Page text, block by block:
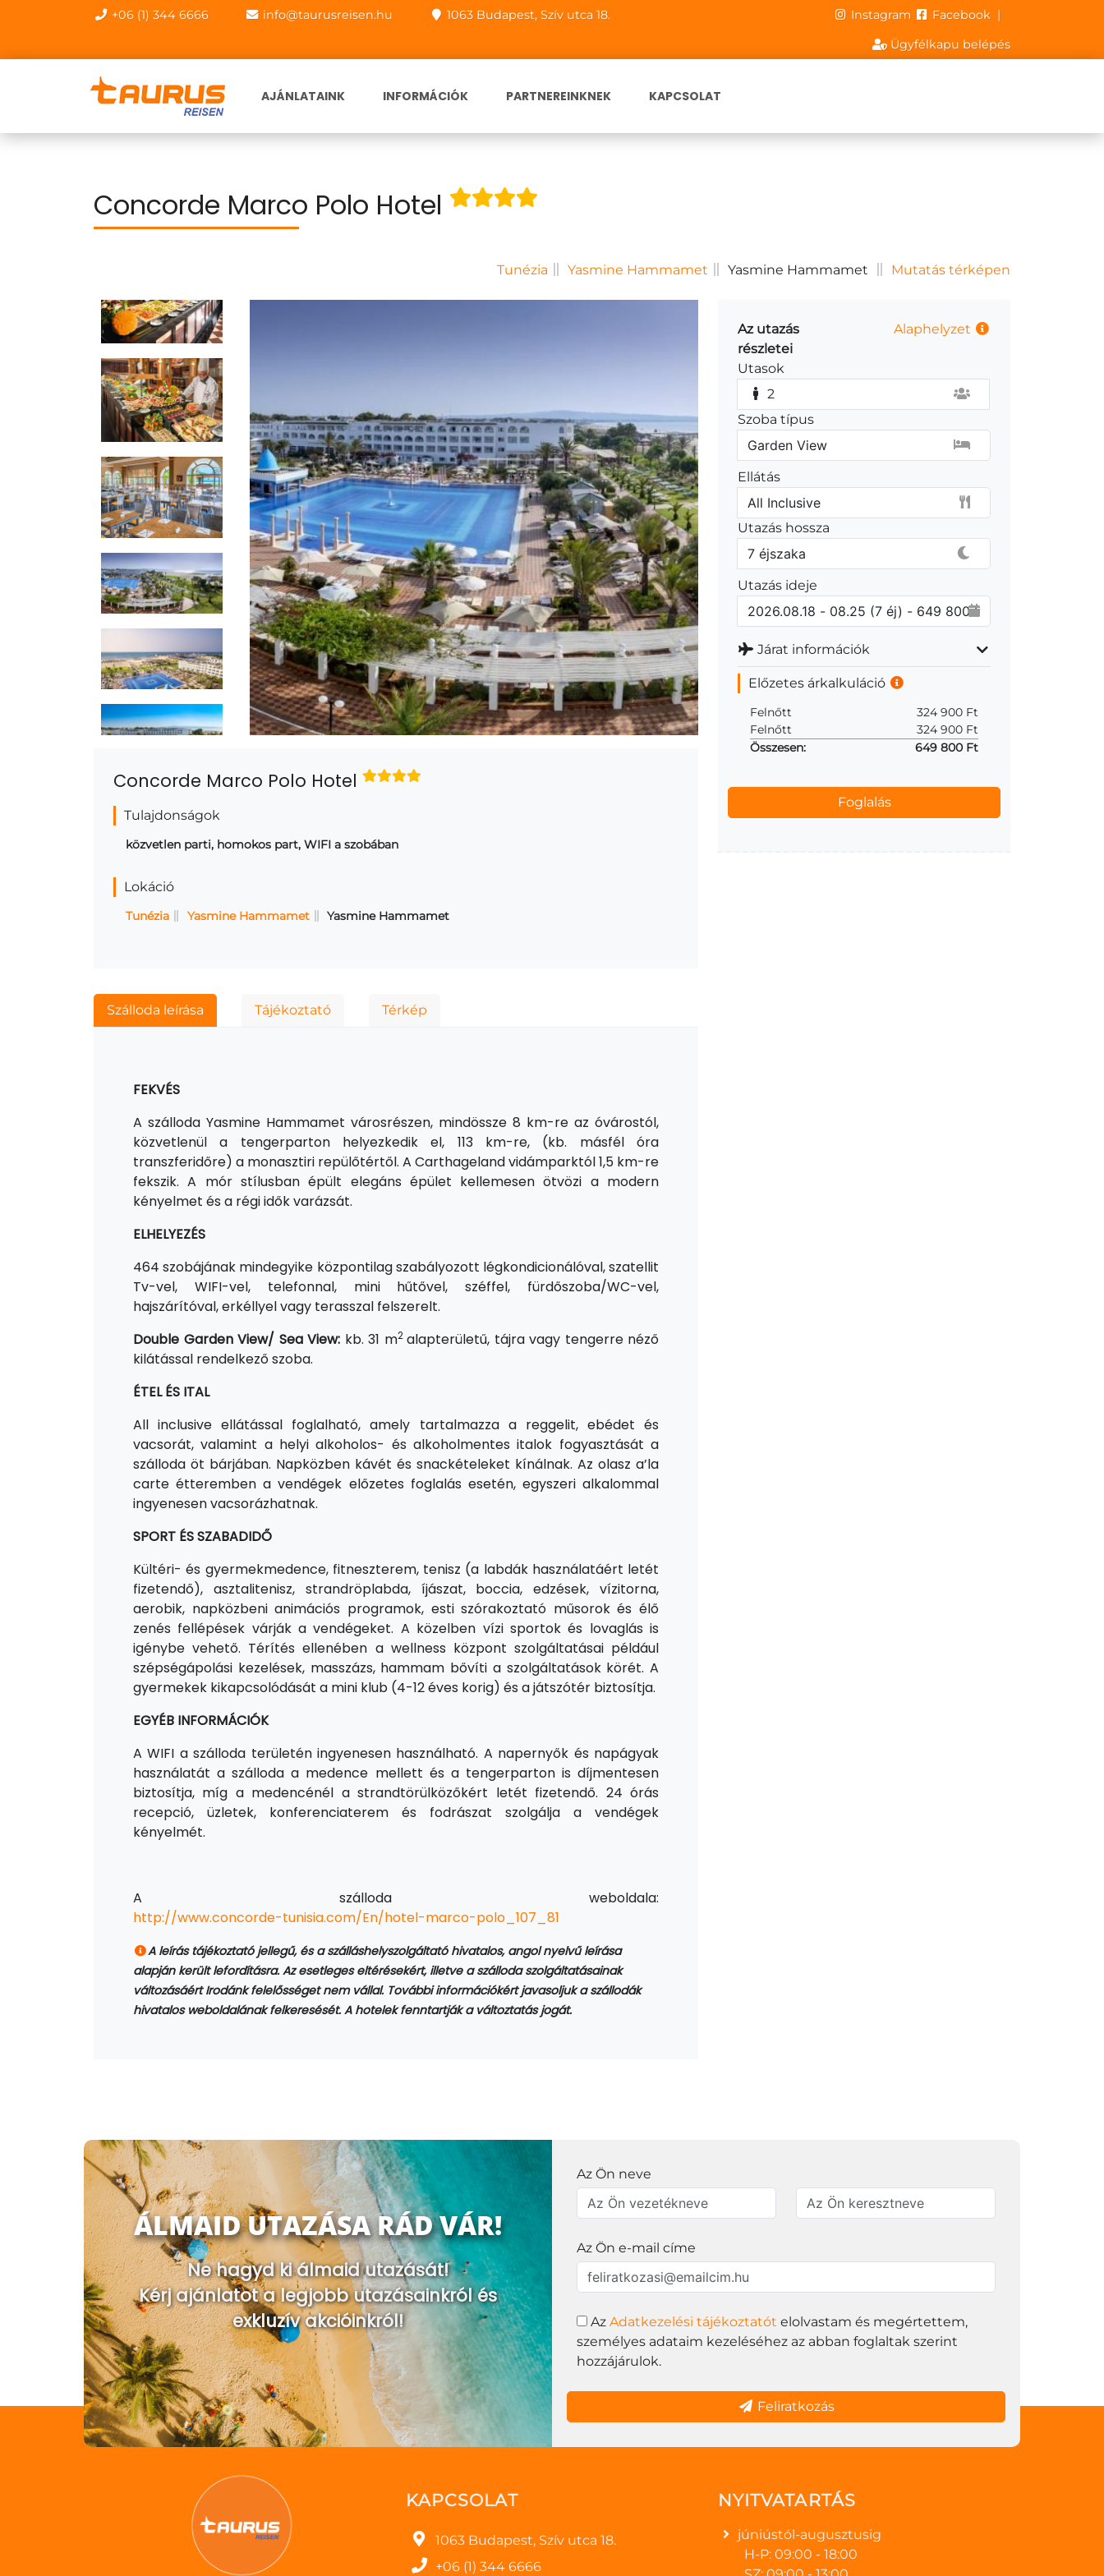
+06 (1) 344 6666 info@taurusreisen.hu 1063 Budapest, Szív utca 18. Instagram Facebook |
Ügyfélkapu belépés
AJÁNLATAINK INFORMÁCIÓK PARTNEREINKNEK KAPCSOLAT
Concorde Marco Polo Hotel
Tunézia Yasmine Hammamet Yasmine Hammamet Mutatás térképen
Concorde Marco Polo Hotel
Tulajdonságok
közvetlen parti, homokos part, WIFI a szobában
Lokáció
Tunézia Yasmine Hammamet Yasmine Hammamet
Szálloda leírása Tájékoztató Térkép
FEKVÉS
A szálloda Yasmine Hammamet városrészen, mindössze 8 km-re az óvárostól,
közvetlenül a tengerparton helyezkedik el, 113 km-re, (kb. másfél óra
transzferidőre) a monasztiri repülőtértől. A Carthageland vidámparktól 1,5 km-re
fekszik. A mór stílusban épült elegáns épület kellemesen ötvözi a modern
kényelmet és a régi idők varázsát.
ELHELYEZÉS
464 szobájának mindegyike központilag szabályozott légkondicionálóval, szatellit
Tv-vel, WIFI-vel, telefonnal, mini hűtővel, széffel, fürdőszoba/WC-vel,
hajszárítóval, erkéllyel vagy terasszal felszerelt.
Double Garden View/ Sea View: kb. 31 m2 alapterületű, tájra vagy tengerre néző
kilátással rendelkező szoba.
ÉTEL ÉS ITAL
All inclusive ellátással foglalható, amely tartalmazza a reggelit, ebédet és
vacsorát, valamint a helyi alkoholos- és alkoholmentes italok fogyasztását a
szálloda öt bárjában. Napközben kávét és snackételeket kínálnak. Az olasz a’la
carte étteremben a vendégek előzetes foglalás esetén, egyszeri alkalommal
ingyenesen vacsorázhatnak.
SPORT ÉS SZABADIDŐ
Kültéri- és gyermekmedence, fitneszterem, tenisz (a labdák használatáért letét
fizetendő), asztalitenisz, strandröplabda, íjászat, boccia, edzések, vízitorna,
aerobik, napközbeni animációs programok, esti szórakoztató műsorok és élő
zenés fellépések várják a vendégeket. A közelben vízi sportok és lovaglás is
igénybe vehető. Térítés ellenében a wellness központ szolgáltatásai például
szépségápolási kezelések, masszázs, hammam bővíti a szolgáltatások körét. A
gyermekek kikapcsolódását a mini klub (4-12 éves korig) és a játszótér biztosítja.
EGYÉB INFORMÁCIÓK
A WIFI a szálloda területén ingyenesen használható. A napernyők és napágyak
használatát a szálloda a medence mellett és a tengerparton is díjmentesen
biztosítja, míg a medencénél a strandtörülközőkért letét fizetendő. 24 órás
recepció, üzletek, konferenciaterem és fodrászat szolgálja a vendégek
kényelmét.
A szálloda weboldala:
http://www.concorde-tunisia.com/En/hotel-marco-polo_107_81
A leírás tájékoztató jellegű, és a szálláshelyszolgáltató hivatalos, angol nyelvű leírása
alapján került lefordításra. Az esetleges eltérésekért, illetve a szálloda szolgáltatásainak
változásáért Irodánk felelősséget nem vállal. További információkért javasoljuk a szállodák
hivatalos weboldalának felkeresését. A hotelek fenntartják a változtatás jogát.
Az utazás
részletei
Alaphelyzet
Utasok
2
Szoba típus
Ellátás
Utazás hossza
Utazás ideje
Járat információk
Előzetes árkalkuláció
Felnőtt
324 900 Ft
Felnőtt
324 900 Ft
Összesen:
649 800 Ft
ÁLMAID UTAZÁSA RÁD VÁR!
Ne hagyd ki álmaid utazását!
Kérj ajánlatot a legjobb utazásainkról és
exkluzív akcióinkról!
Az Ön neve
Az Ön e-mail címe
Az Adatkezelési tájékoztatót elolvastam és megértettem,
személyes adataim kezeléséhez az abban foglaltak szerint
hozzájárulok.
Feliratkozás
KAPCSOLAT
1063 Budapest, Szív utca 18.
+06 (1) 344 6666
NYITVATARTÁS
júniústól-augusztusig
H-P: 09:00 - 18:00